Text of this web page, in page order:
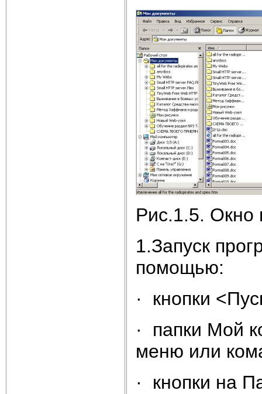
Рис.1.5. Окно
1.Запуск
помощью:
· кнопки
· папки Мой
меню или
· кнопки на